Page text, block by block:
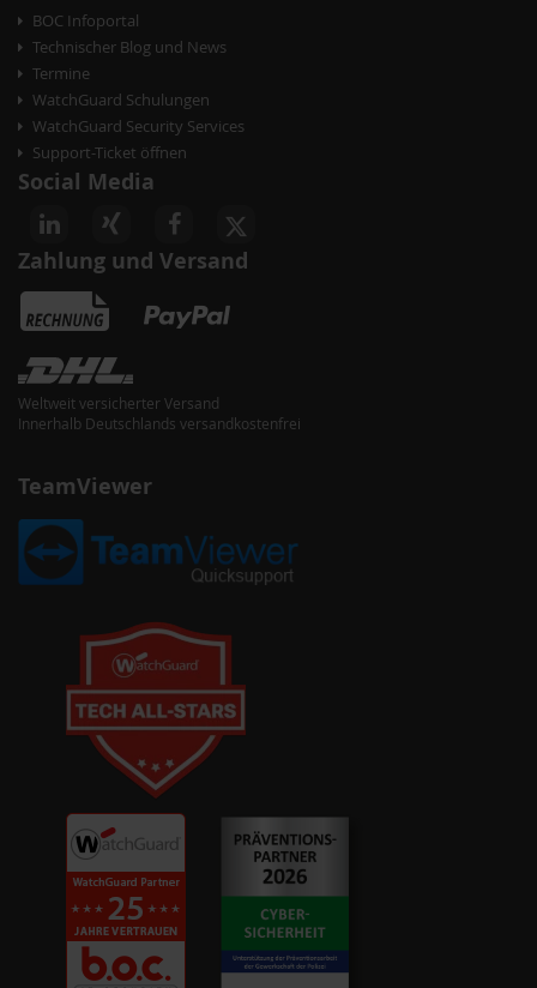
BOC Infoportal
Technischer Blog und News
Termine
WatchGuard Schulungen
WatchGuard Security Services
Support-Ticket öffnen
Social Media
Zahlung und Versand
Weltweit versicherter Versand
Innerhalb Deutschlands versandkostenfrei
TeamViewer